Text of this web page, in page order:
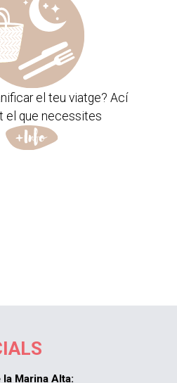
el teu viatge? Ací
el que necessites
Marina Alta: